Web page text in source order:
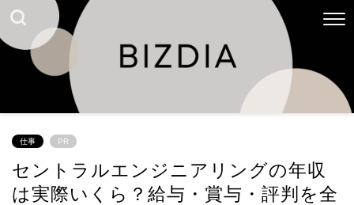
仕事 PR
セントラルエンジニアリングの年収
は実際いくら？給与・賞与・評判を全